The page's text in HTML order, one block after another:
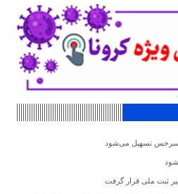
سرخس تسهیل می‌شود